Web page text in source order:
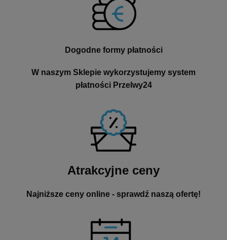
Dogodne formy płatności
W naszym Sklepie wykorzystujemy system
płatności Przelwy24
Atrakcyjne ceny
Najniższe ceny online - sprawdź naszą ofertę!